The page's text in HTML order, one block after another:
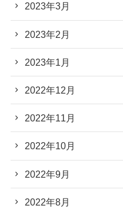
2023年3月
2023年2月
2023年1月
2022年12月
2022年11月
2022年10月
2022年9月
2022年8月